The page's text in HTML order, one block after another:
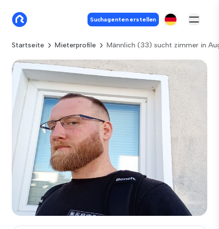
Suchagenten erstellen
Startseite Mieterprofile Männlich (33) sucht zimmer in